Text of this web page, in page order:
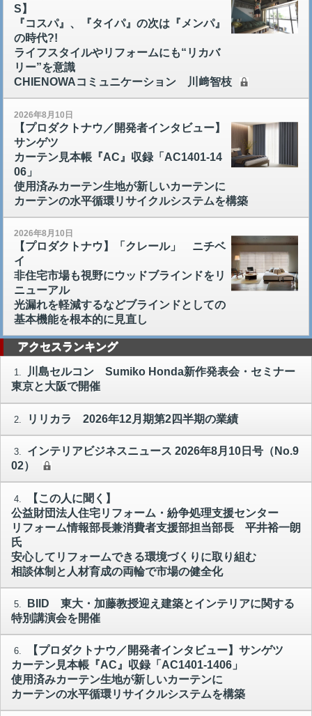
S】
『コスパ』、『タイパ』の次は『メンパ』
の時代?!
ライフスタイルやリフォームにも“リカバ
リー”を意識
CHIENOWAコミュニケーション 川﨑智枝
2026年8月10日
【プロダクトナウ／開発者インタビュー】
サンゲツ
カーテン見本帳『AC』収録「AC1401-14
06」
使用済みカーテン生地が新しいカーテンに
カーテンの水平循環リサイクルシステムを構築
2026年8月10日
【プロダクトナウ】「クレール」 ニチベ
イ
非住宅市場も視野にウッドブラインドをリ
ニューアル
光漏れを軽減するなどブラインドとしての
基本機能を根本的に見直し
アクセスランキング
1.
川島セルコン Sumiko Honda新作発表会・セミナー
東京と大阪で開催
2. リリカラ 2026年12月期第2四半期の業績
3.
インテリアビジネスニュース 2026年8月10日号（No.9
02）
4.
【この人に聞く】
公益財団法人住宅リフォーム・紛争処理支援センター
リフォーム情報部長兼消費者支援部担当部長 平井裕一朗
氏
安心してリフォームできる環境づくりに取り組む
相談体制と人材育成の両輪で市場の健全化
5.
BIID 東大・加藤教授迎え建築とインテリアに関する
特別講演会を開催
6.
【プロダクトナウ／開発者インタビュー】サンゲツ
カーテン見本帳『AC』収録「AC1401-1406」
使用済みカーテン生地が新しいカーテンに
カーテンの水平循環リサイクルシステムを構築